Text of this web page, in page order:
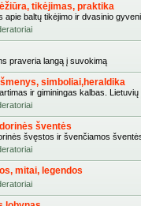
tikėjimas, praktika
apie baltų tikėjimo ir dvasinio
praveria langą į suvokimą
simboliai,heraldika
ir giminingas kalbas.
šventės
švęstos ir švenčiamos
mitai, legendos